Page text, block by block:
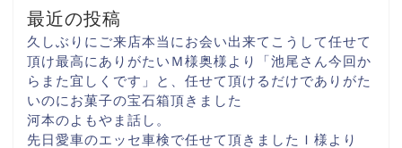
最近の投稿
久しぶりにご来店本当にお会い出来て こうして任せて
頂け最高にありがたい Ｍ様奥様より「池尾さん今回か
らまた宜しくです 」と、任せて頂けるだけでありがた
いのに お菓子の宝石箱頂きました
河本のよもやま話し。
先日愛車のエッセ車検で任せて頂きました Ｉ様より